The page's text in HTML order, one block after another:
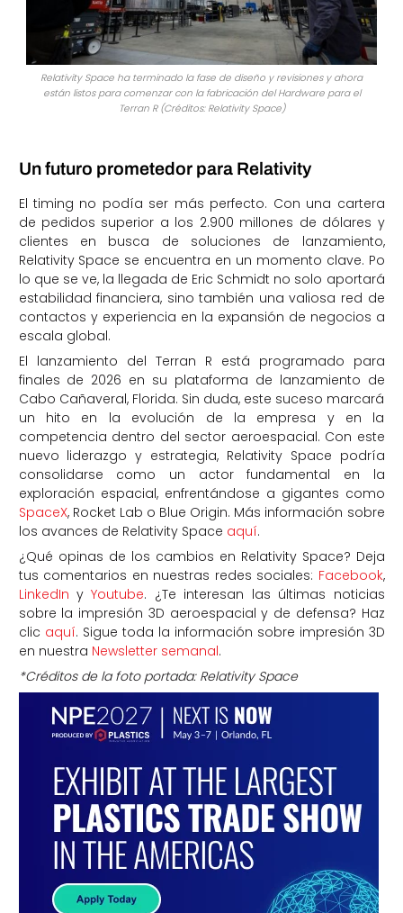
Relativity Space ha terminado la fase de diseño y revisiones y ahora
están listos para comenzar con la fabricación del Hardware para el
Terran R (Créditos: Relativity Space)
Un futuro prometedor para Relativity
El timing no podía ser más perfecto. Con una cartera
de pedidos superior a los 2.900 millones de dólares y
clientes en busca de soluciones de lanzamiento,
Relativity Space se encuentra en un momento clave. Po
lo que se ve, la llegada de Eric Schmidt no solo aportará
estabilidad financiera, sino también una valiosa red de
contactos y experiencia en la expansión de negocios a
escala global.
El lanzamiento del Terran R está programado para
finales de 2026 en su plataforma de lanzamiento de
Cabo Cañaveral, Florida. Sin duda, este suceso marcará
un hito en la evolución de la empresa y en la
competencia dentro del sector aeroespacial. Con este
nuevo liderazgo y estrategia, Relativity Space podría
consolidarse como un actor fundamental en la
exploración espacial, enfrentándose a gigantes como
SpaceX, Rocket Lab o Blue Origin. Más información sobre
los avances de Relativity Space aquí.
¿Qué opinas de los cambios en Relativity Space? Deja
tus comentarios en nuestras redes sociales: Facebook,
LinkedIn yYoutube. ¿Te interesan las últimas noticias
sobre la impresión 3D aeroespacial y de defensa? Haz
clic aquí. Sigue toda la información sobre impresión 3D
en nuestra Newsletter semanal.
*Créditos de la foto portada: Relativity Space